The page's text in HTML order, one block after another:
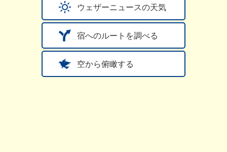
ウェザーニュースの天気
宿へのルートを調べる
空から俯瞰する